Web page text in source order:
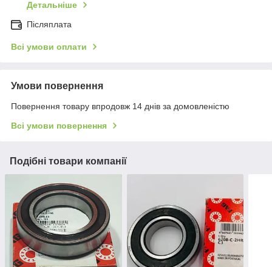
Детальніше
Післяплата
Всі умови оплати
Умови повернення
Повернення товару впродовж 14 днів за домовленістю
Всі умови повернення
Подібні товари компанії